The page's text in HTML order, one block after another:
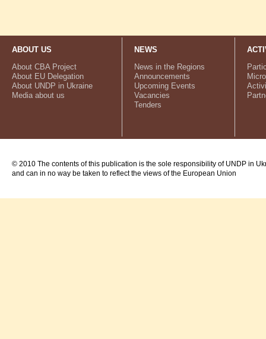
ABOUT US
About CBA Project
About EU Delegation
About UNDP in Ukraine
Media about us
NEWS
News in the Regions
Announcements
Upcoming Events
Vacancies
Tenders
© 2010 The contents of this publication is the sole responsibility of UNDP in
and can in no way be taken to reflect the views of the European Union